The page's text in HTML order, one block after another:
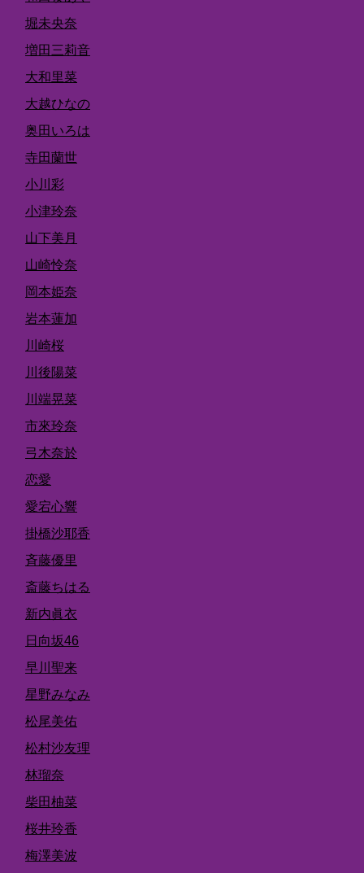
堀未央奈
増田三莉音
大和里菜
大越ひなの
奥田いろは
寺田蘭世
小川彩
小津玲奈
山下美月
山崎怜奈
岡本姫奈
岩本蓮加
川崎桜
川後陽菜
川端晃菜
市來玲奈
弓木奈於
恋愛
愛宕心響
掛橋沙耶香
斉藤優里
斎藤ちはる
新内眞衣
日向坂46
早川聖来
星野みなみ
松尾美佑
松村沙友理
林瑠奈
柴田柚菜
桜井玲香
梅澤美波